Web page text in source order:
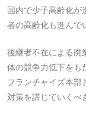
国内で少子高齢化が
者の高齢化も進んで
後継者不在による廃
体の競争力低下をも
フランチャイズ本部
対策を講じていくべ